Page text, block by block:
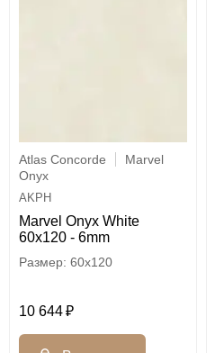
Atlas Concorde
Marvel
Onyx
AKPH
Marvel Onyx White
60x120 - 6mm
60x120
10 644